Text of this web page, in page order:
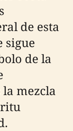
de esta
sigue
de la
mezcla